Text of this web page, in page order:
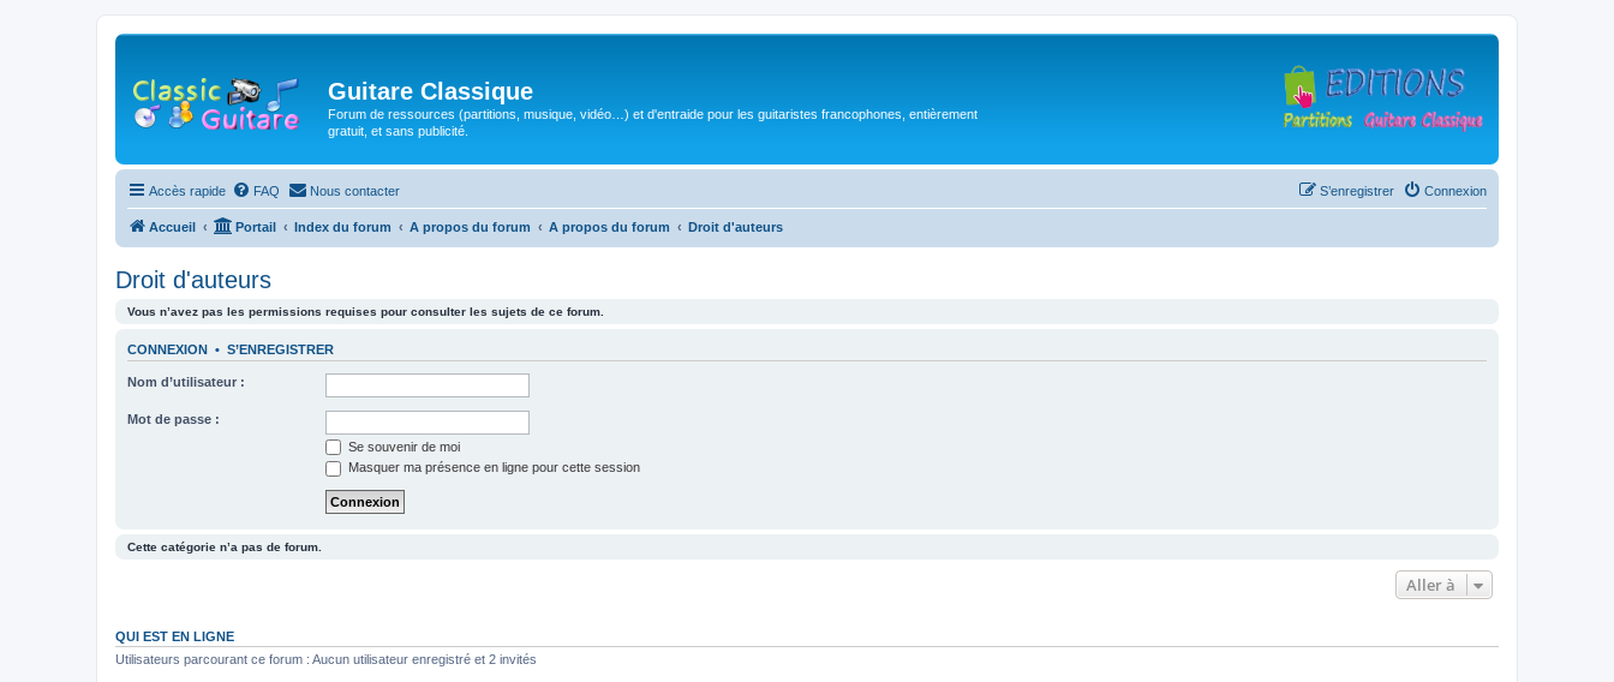
Guitare Classique
Forum de ressources (partitions, musique, vidéo…) et d'entraide pour les guitaristes francophones, entièrement
gratuit, et sans publicité.
Accès rapide FAQ Nous contacter Connexion
S’enregistrer
Accueil Portail Index du forum A propos du forum A propos du forum Droit d'auteurs
Droit d'auteurs
Vous n’avez pas les permissions requises pour consulter les sujets de ce forum.
CONNEXION • S’ENREGISTRER
Nom d’utilisateur :
Mot de passe :
Se souvenir de moi
Masquer ma présence en ligne pour cette session
Cette catégorie n’a pas de forum.
Aller à
QUI EST EN LIGNE
Utilisateurs parcourant ce forum : Aucun utilisateur enregistré et 2 invités